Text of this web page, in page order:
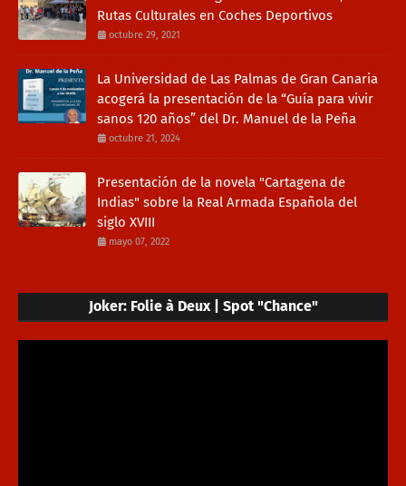
Rutas Culturales en Coches Deportivos
octubre 29, 2021
La Universidad de Las Palmas de Gran Canaria
acogerá la presentación de la “Guía para vivir
sanos 120 años” del Dr. Manuel de la Peña
octubre 21, 2024
Presentación de la novela "Cartagena de
Indias" sobre la Real Armada Española del
siglo XVIII
mayo 07, 2022
Joker: Folie à Deux | Spot "Chance"